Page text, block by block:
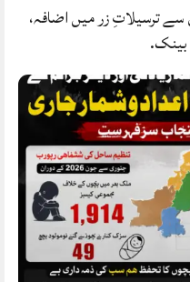
ترسیلاتِ زر میں اضافہ،
بینک.